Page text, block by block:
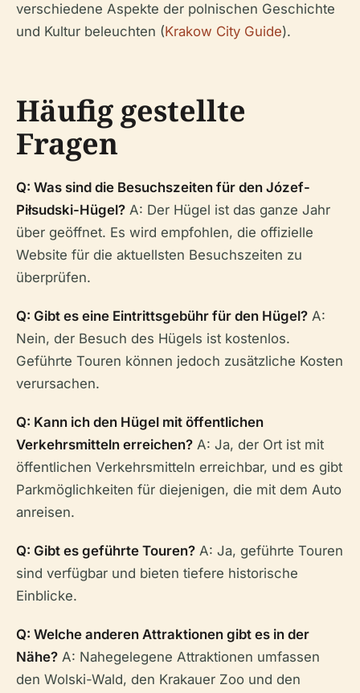
verschiedene Aspekte der polnischen Geschichte
und Kultur beleuchten (Krakow City Guide).
Häufig gestellte
Fragen
Q: Was sind die Besuchszeiten für den Józef-
Piłsudski-Hügel? A: Der Hügel ist das ganze Jahr
über geöffnet. Es wird empfohlen, die offizielle
Website für die aktuellsten Besuchszeiten zu
überprüfen.
Q: Gibt es eine Eintrittsgebühr für den Hügel? A:
Nein, der Besuch des Hügels ist kostenlos.
Geführte Touren können jedoch zusätzliche Kosten
verursachen.
Q: Kann ich den Hügel mit öffentlichen
Verkehrsmitteln erreichen? A: Ja, der Ort ist mit
öffentlichen Verkehrsmitteln erreichbar, und es gibt
Parkmöglichkeiten für diejenigen, die mit dem Auto
anreisen.
Q: Gibt es geführte Touren? A: Ja, geführte Touren
sind verfügbar und bieten tiefere historische
Einblicke.
Q: Welche anderen Attraktionen gibt es in der
Nähe? A: Nahegelegene Attraktionen umfassen
den Wolski-Wald, den Krakauer Zoo und den